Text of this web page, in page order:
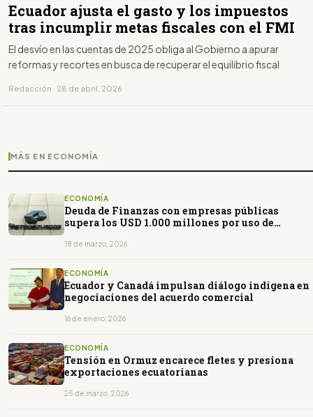
Ecuador ajusta el gasto y los impuestos
tras incumplir metas fiscales con el FMI
El desvío en las cuentas de 2025 obliga al Gobierno a apurar
reformas y recortes en busca de recuperar el equilibrio fiscal
Redacción · 28 de abril, 2026
MÁS EN ECONOMÍA
ECONOMÍA
Deuda de Finanzas con empresas públicas
supera los USD 1.000 millones por uso de
18 de marzo, 2026
ECONOMÍA
Ecuador y Canadá impulsan diálogo indígena en
negociaciones del acuerdo comercial
16 de enero, 2026
ECONOMÍA
Tensión en Ormuz encarece fletes y presiona
exportaciones ecuatorianas
25 de marzo, 2026